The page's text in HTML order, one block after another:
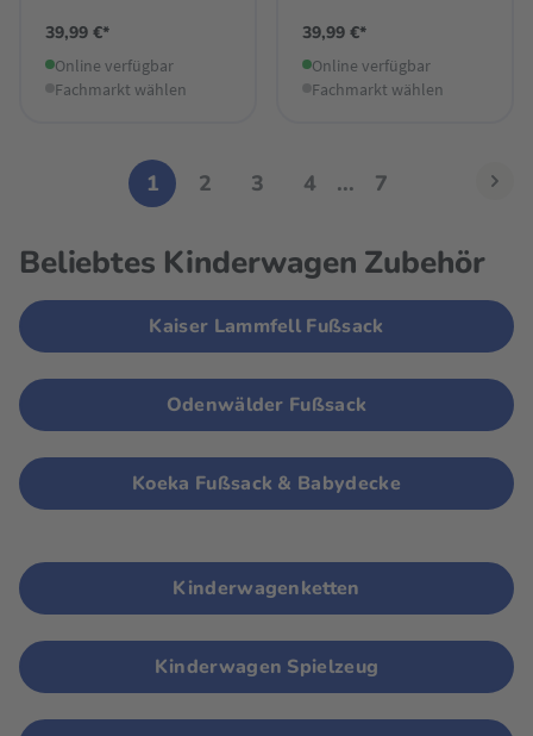
39,99 €*
Online verfügbar
Fachmarkt wählen
39,99 €*
Online verfügbar
Fachmarkt wählen
1 2 3 4 ... 7
Beliebtes Kinderwagen Zubehör
Kaiser Lammfell Fußsack
Odenwälder Fußsack
Koeka Fußsack & Babydecke
Kinderwagenketten
Kinderwagen Spielzeug